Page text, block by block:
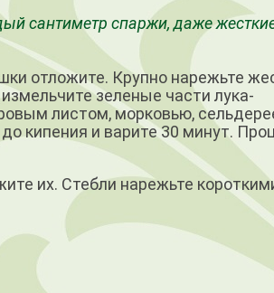
сантиметр спаржи, даже
отложите. Крупно нарежьте
зеленые части лука-
листом, морковью,
кипения и варите 30 минут.
их. Стебли нарежь­те